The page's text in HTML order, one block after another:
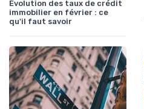
Évolution des taux de crédit
immobilier en février : ce
qu'il faut savoir